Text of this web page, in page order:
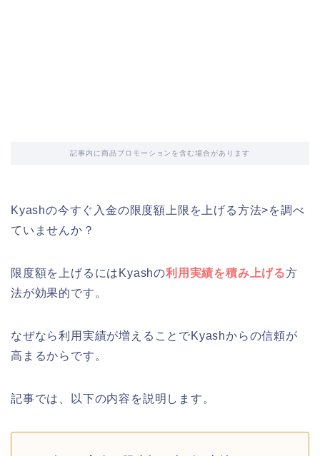
記事内に商品プロモーションを含む場合があります
Kyashの今すぐ入金の限度額上限を上げる方法>を調べ
ていませんか？
限度額を上げるにはKyashの利用実績を積み上げる方
法が効果的です。
なぜなら利用実績が増えることでKyashからの信頼が
高まるからです。
記事では、以下の内容を説明します。